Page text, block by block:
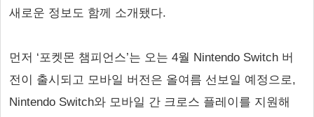
새로운 정보도 함께 소개됐다.
먼저 ‘포켓몬 챔피언스’는 오는 4월 Nintendo Switch 버
전이 출시되고 모바일 버전은 올여름 선보일 예정으로,
Nintendo Switch와 모바일 간 크로스 플레이를 지원해